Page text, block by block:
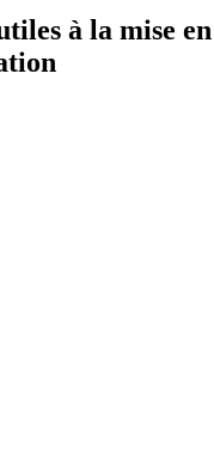
à la mise